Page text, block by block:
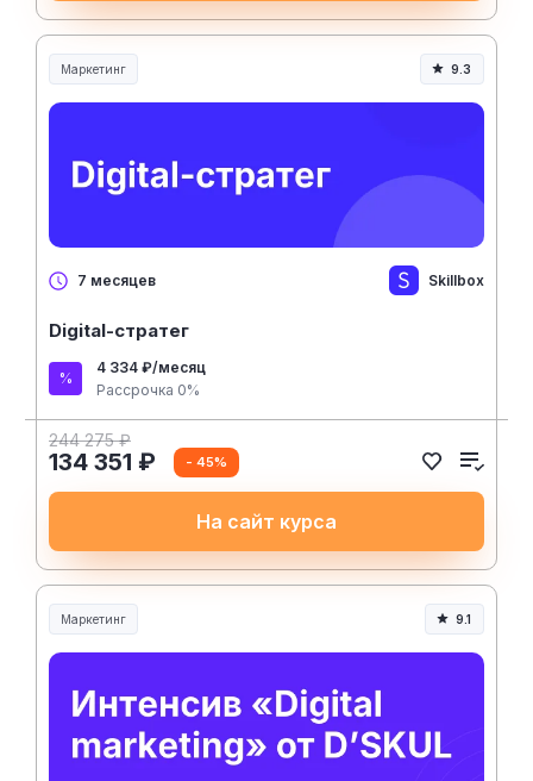
Маркетинг 9.3
7 месяцев Skillbox
Digital-стратег
4 334 ₽/месяц
Рассрочка 0%
244 275 ₽
134 351 ₽ - 45%
На сайт курса
Маркетинг 9.1